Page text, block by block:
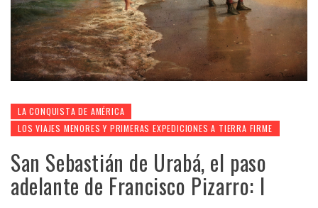
LA CONQUISTA DE AMÉRICA
LOS VIAJES MENORES Y PRIMERAS EXPEDICIONES A TIERRA FIRME
San Sebastián de Urabá, el paso
adelante de Francisco Pizarro: I